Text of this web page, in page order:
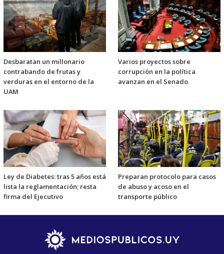
Desbaratan un millonario
contrabando de frutas y
verduras en el entorno de la
UAM
Varios proyectos sobre
corrupción en la política
avanzan en el Senado
Ley de Diabetes: tras 5 años está
lista la reglamentación; resta
firma del Ejecutivo
Preparan protocolo para casos
de abuso y acoso en el
transporte público